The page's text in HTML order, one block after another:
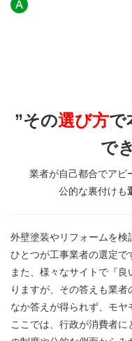
”その選び方で
で
業者が自己都合でアピ
公的な裏付けも
外壁塗装やリフォームを
ひとつが工事業者の選定で
また、様々なサイトで『
りますが、その答えも業
なか答えが得られず、モヤ
ここでは、行政が消費者